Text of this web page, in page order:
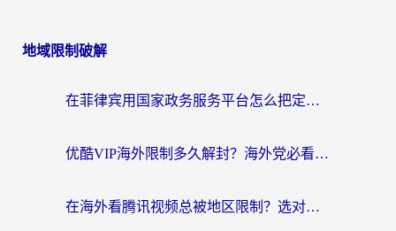
地域限制破解
在菲律宾用国家政务服务平台怎么把定位修改到中国国内？3步解决+海外看剧听歌全攻略
优酷VIP海外限制多久解封？海外党必看的跨区难题一站式解决指南
在海外看腾讯视频总被地区限制？选对回国加速器，还能解决泰国政务网和蜻蜓FM卡顿问题